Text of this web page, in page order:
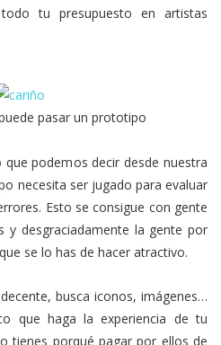
tu presupuesto en artistas
pasar un prototipo
podemos decir desde nuestra
necesita ser jugado para evaluar
Esto se consigue con gente
y desgraciadamente la gente por
se lo has de hacer atractivo.
busca iconos, imágenes…
que haga la experiencia de tu
tienes porqué pagar por ellos de